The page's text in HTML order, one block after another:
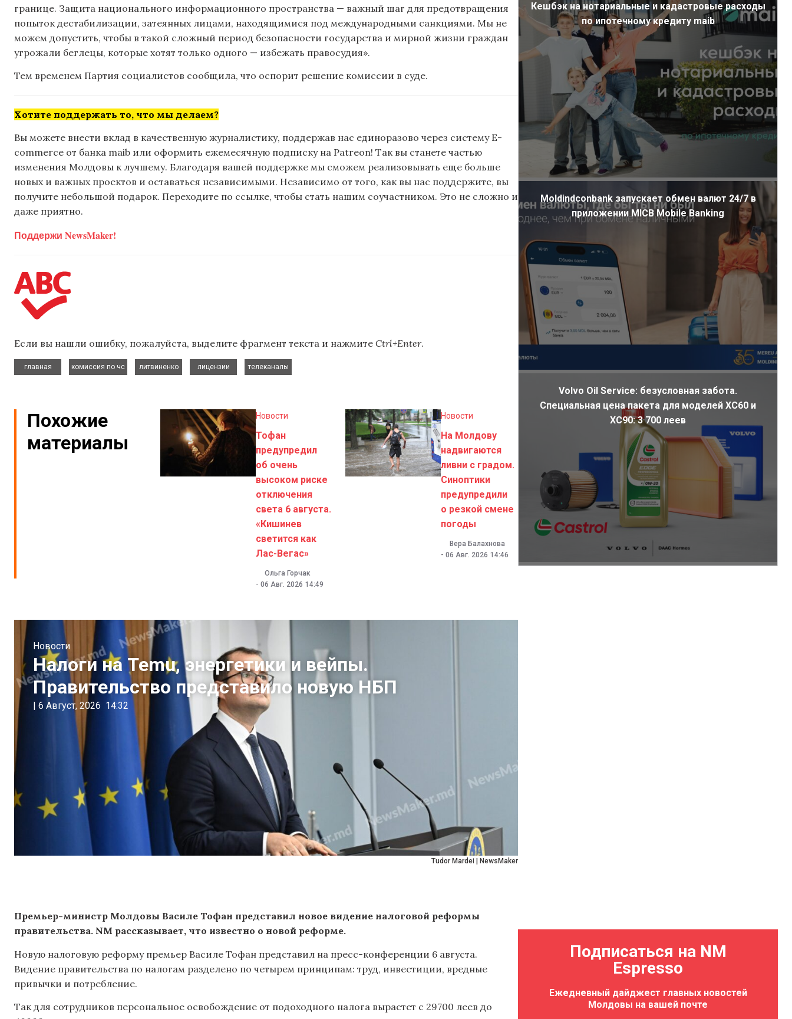
границе. Защита национального информационного пространства — важный шаг для предотвращения
попыток дестабилизации, затеянных лицами, находящимися под международными санкциями. Мы не
можем допустить, чтобы в такой сложный период безопасности государства и мирной жизни граждан
угрожали беглецы, которые хотят только одного — избежать правосудия».
Тем временем Партия социалистов сообщила, что оспорит решение комиссии в суде.
Хотите поддержать то, что мы делаем?
Вы можете внести вклад в качественную журналистику, поддержав нас единоразово через систему E-
commerce от банка maib или оформить ежемесячную подписку на Patreon! Так вы станете частью
изменения Молдовы к лучшему. Благодаря вашей поддержке мы сможем реализовывать еще больше
новых и важных проектов и оставаться независимыми. Независимо от того, как вы нас поддержите, вы
получите небольшой подарок. Переходите по ссылке, чтобы стать нашим соучастником. Это не сложно и
даже приятно.
Поддержи NewsMaker!
Если вы нашли ошибку, пожалуйста, выделите фрагмент текста и нажмите Ctrl+Enter.
главная
комиссия по чс
литвиненко
лицензии
телеканалы
Похожие
материалы
Новости
Тофан
предупредил
об очень
высоком риске
отключения
света 6 августа.
«Кишинев
светится как
Лас-Вегас»
Ольга Горчак
- 06 Авг. 2026 14:49
Новости
На Молдову
надвигаются
ливни с градом.
Синоптики
предупредили
о резкой смене
погоды
Вера Балахнова
- 06 Авг. 2026 14:46
Tudor Mardei | NewsMaker
Новости
Налоги на Temu, энергетики и вейпы.
Правительство представило новую НБП
6 Август, 2026 14:32
Премьер-министр Молдовы Василе Тофан представил новое видение налоговой реформы
правительства. NM рассказывает, что известно о новой реформе.
Новую налоговую реформу премьер Василе Тофан представил на пресс-конференции 6 августа.
Видение правительства по налогам разделено по четырем принципам: труд, инвестиции, вредные
привычки и потребление.
Так для сотрудников персональное освобождение от подоходного налога вырастет с 29700 леев до
Кешбэк на нотариальные и кадастровые расходы
по ипотечному кредиту maib
Moldindconbank запускает обмен валют 24/7 в
приложении MICB Mobile Banking
Volvo Oil Service: безусловная забота.
Специальная цена пакета для моделей XC60 и
XC90: 3 700 леев
Подписаться на NM
Espresso
Ежедневный дайджест главных новостей
Молдовы на вашей почте